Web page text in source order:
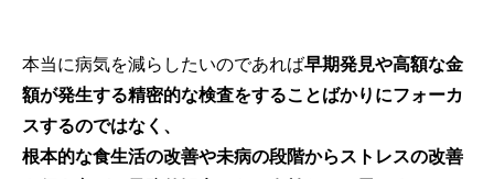
本当に病気を減らしたいのであれば早期発見や高額な金
額が発生する精密的な検査をすることばかりにフォーカ
スするのではなく、
根本的な食生活の改善や未病の段階からストレスの改善